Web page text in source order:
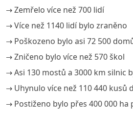
→ Zemřelo více než 700 lidí
→ Více než 1140 lidí bylo zraněno
→ Poškozeno bylo asi 72 500
→ Zničeno bylo více než 570 škol
→ Asi 130 mostů a 3000 km silnic
→ Uhynulo více než 110 440 kusů
→ Postiženo bylo přes 400 000 ha